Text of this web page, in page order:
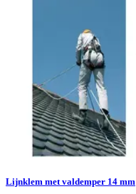
Lijnklem met valdemper 14 mm